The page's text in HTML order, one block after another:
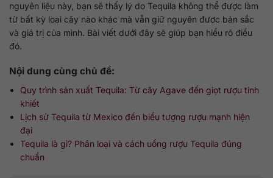
nguyên liệu này, bạn sẽ thấy lý do Tequila không thể được làm
từ bất kỳ loại cây nào khác mà vẫn giữ nguyên được bản sắc
và giá trị của mình. Bài viết dưới đây sẽ giúp bạn hiểu rõ điều
đó.
Nội dung cùng chủ đề:
Quy trình sản xuất Tequila: Từ cây Agave đến giọt rượu tinh
khiết
Lịch sử Tequila từ Mexico đến biểu tượng rượu mạnh hiện
đại
Tequila là gì? Phân loại và cách uống rượu Tequila đúng
chuẩn